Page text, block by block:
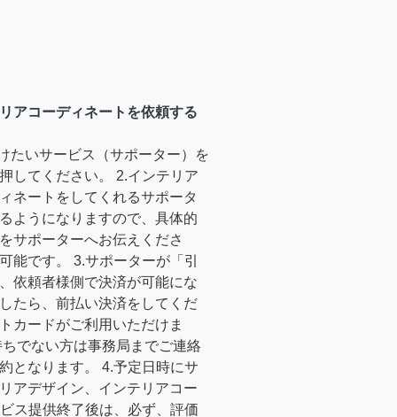
アコーディネートを依頼する
たいサービス（サポーター）を
してください。 2.インテリア
ネートをしてくれるサポータ
ようになりますので、具体的
サポーターへお伝えくださ
能です。 3.サポーターが「引
依頼者様側で決済が可能にな
たら、前払い決済をしてくだ
カードがご利用いただけま
でない方は事務局までご連絡
となります。 4.予定日時にサ
アデザイン、インテリアコー
ス提供終了後は、必ず、評価